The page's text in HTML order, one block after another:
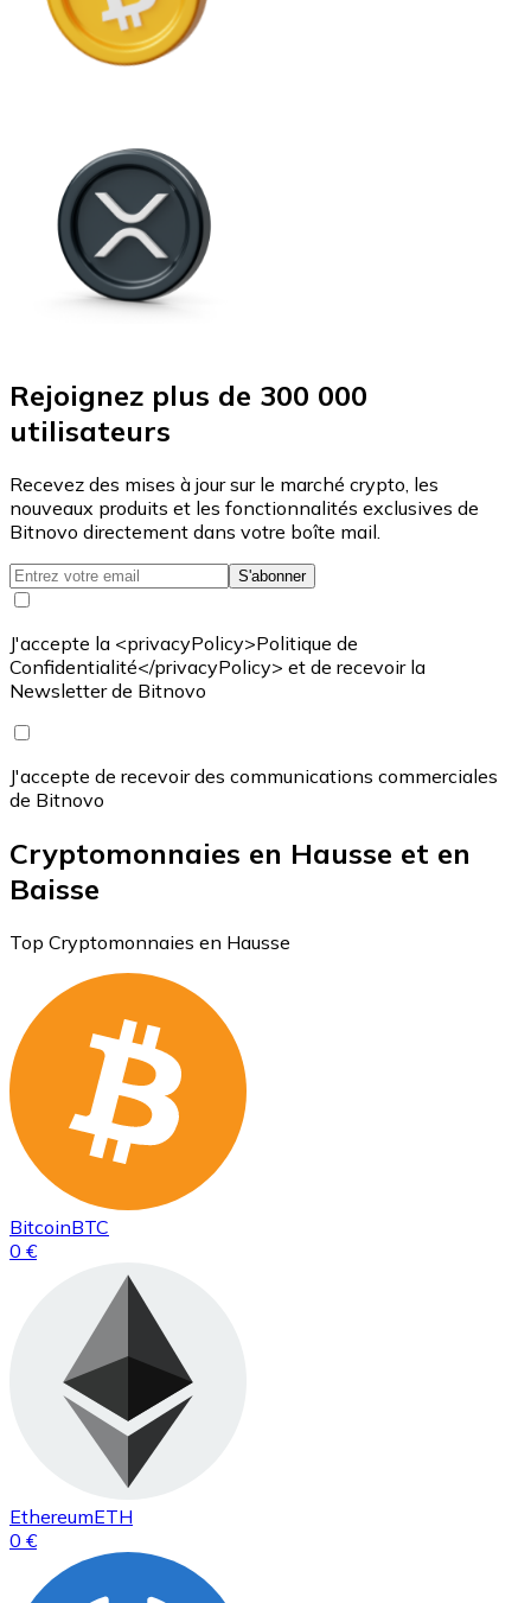
Rejoignez plus de 300 000
utilisateurs
Recevez des mises à jour sur le marché crypto, les
nouveaux produits et les fonctionnalités exclusives de
Bitnovo directement dans votre boîte mail.
S'abonner
J'accepte la <privacyPolicy>Politique de
Confidentialité</privacyPolicy> et de recevoir la
Newsletter de Bitnovo
J'accepte de recevoir des communications commerciales
de Bitnovo
Cryptomonnaies en Hausse et en
Baisse
Top Cryptomonnaies en Hausse
BitcoinBTC
0 €
EthereumETH
0 €